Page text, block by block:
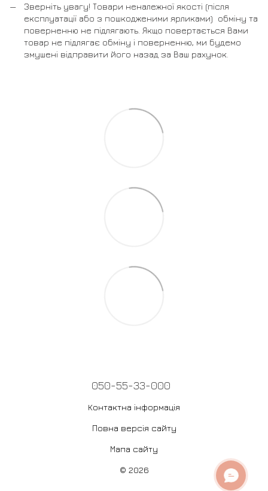
Зверніть увагу! Товари неналежної якості (після
експлуатації або з пошкодженими ярликами) обміну та
поверненню не підлягають. Якщо повертається Вами
товар не підлягає обміну і поверненню, ми будемо
змушені відправити його назад за Ваш рахунок.
050-55-33-000
Контактна інформація
Повна версія сайту
Мапа сайту
© 2026